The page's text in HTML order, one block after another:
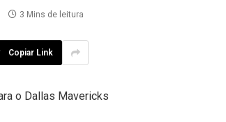
3 Mins de leitura
Copiar Link
o Dallas Mavericks